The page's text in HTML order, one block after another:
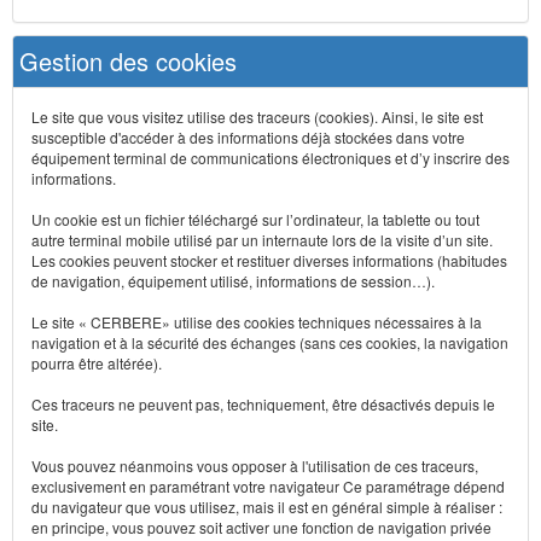
Gestion des cookies
Le site que vous visitez utilise des traceurs (cookies). Ainsi, le site est
susceptible d'accéder à des informations déjà stockées dans votre
équipement terminal de communications électroniques et d’y inscrire des
informations.
Un cookie est un fichier téléchargé sur l’ordinateur, la tablette ou tout
autre terminal mobile utilisé par un internaute lors de la visite d’un site.
Les cookies peuvent stocker et restituer diverses informations (habitudes
de navigation, équipement utilisé, informations de session…).
Le site « CERBERE» utilise des cookies techniques nécessaires à la
navigation et à la sécurité des échanges (sans ces cookies, la navigation
pourra être altérée).
Ces traceurs ne peuvent pas, techniquement, être désactivés depuis le
site.
Vous pouvez néanmoins vous opposer à l'utilisation de ces traceurs,
exclusivement en paramétrant votre navigateur Ce paramétrage dépend
du navigateur que vous utilisez, mais il est en général simple à réaliser :
en principe, vous pouvez soit activer une fonction de navigation privée